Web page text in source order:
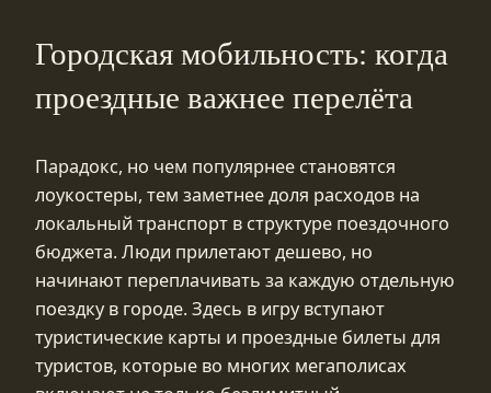
Городская мобильность: когда
проездные важнее перелёта
Парадокс, но чем популярнее становятся
лоукостеры, тем заметнее доля расходов на
локальный транспорт в структуре поездочного
бюджета. Люди прилетают дешево, но
начинают переплачивать за каждую отдельную
поездку в городе. Здесь в игру вступают
туристические карты и проездные билеты для
туристов, которые во многих мегаполисах